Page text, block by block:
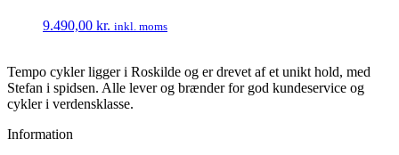
9.490,00 kr. inkl. moms
Tempo cykler ligger i Roskilde og er drevet af et unikt hold, med
Stefan i spidsen. Alle lever og brænder for god kundeservice og
cykler i verdensklasse.
Information